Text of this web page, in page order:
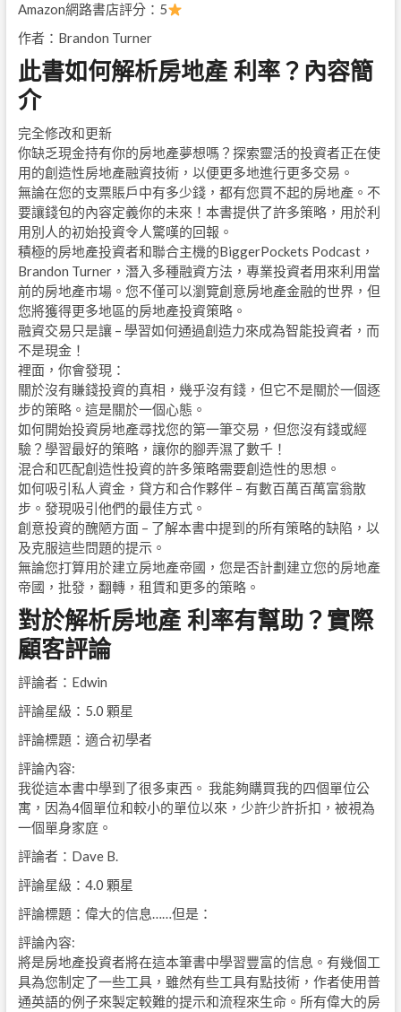
Amazon網路書店評分：5
作者：Brandon Turner
此書如何解析房地產 利率？內容簡
介
完全修改和更新
你缺乏現金持有你的房地產夢想嗎？探索靈活的投資者正在使
用的創造性房地產融資技術，以便更多地進行更多交易。
無論在您的支票賬戶中有多少錢，都有您買不起的房地產。不
要讓錢包的內容定義你的未來！本書提供了許多策略，用於利
用別人的初始投資令人驚嘆的回報。
積極的房地產投資者和聯合主機的BiggerPockets Podcast，
Brandon Turner，潛入多種融資方法，專業投資者用來利用當
前的房地產市場。您不僅可以瀏覽創意房地產金融的世界，但
您將獲得更多地區的房地產投資策略。
融資交易只是讓 – 學習如何通過創造力來成為智能投資者，而
不是現金！
裡面，你會發現：
關於沒有賺錢投資的真相，幾乎沒有錢，但它不是關於一個逐
步的策略。這是關於一個心態。
如何開始投資房地產尋找您的第一筆交易，但您沒有錢或經
驗？學習最好的策略，讓你的腳弄濕了數千！
混合和匹配創造性投資的許多策略需要創造性的思想。
如何吸引私人資金，貸方和合作夥伴 – 有數百萬百萬富翁散
步。發現吸引他們的最佳方式。
創意投資的醜陋方面 – 了解本書中提到的所有策略的缺陷，以
及克服這些問題的提示。
無論您打算用於建立房地產帝國，您是否計劃建立您的房地產
帝國，批發，翻轉，租賃和更多的策略。
對於解析房地產 利率有幫助？實際
顧客評論
評論者：Edwin
評論星級：5.0 顆星
評論標題：適合初學者
評論內容:
我從這本書中學到了很多東西。 我能夠購買我的四個單位公
寓，因為4個單位和較小的單位以來，少許少許折扣，被視為
一個單身家庭。
評論者：Dave B.
評論星級：4.0 顆星
評論標題：偉大的信息……但是：
評論內容:
將是房地產投資者將在這本筆書中學習豐富的信息。有幾個工
具為您制定了一些工具，雖然有些工具有點技術，作者使用普
通英語的例子來製定較難的提示和流程來生命。所有偉大的房